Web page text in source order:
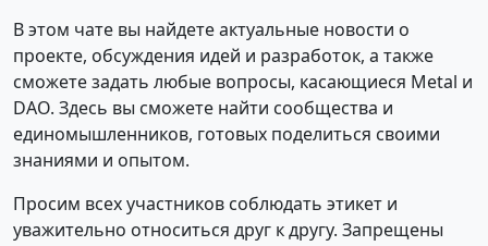
В этом чате вы найдете актуальные новости о
проекте, обсуждения идей и разработок, а также
сможете задать любые вопросы, касающиеся Metal и
DAO. Здесь вы сможете найти сообщества и
единомышленников, готовых поделиться своими
знаниями и опытом.
Просим всех участников соблюдать этикет и
уважительно относиться друг к другу. Запрещены